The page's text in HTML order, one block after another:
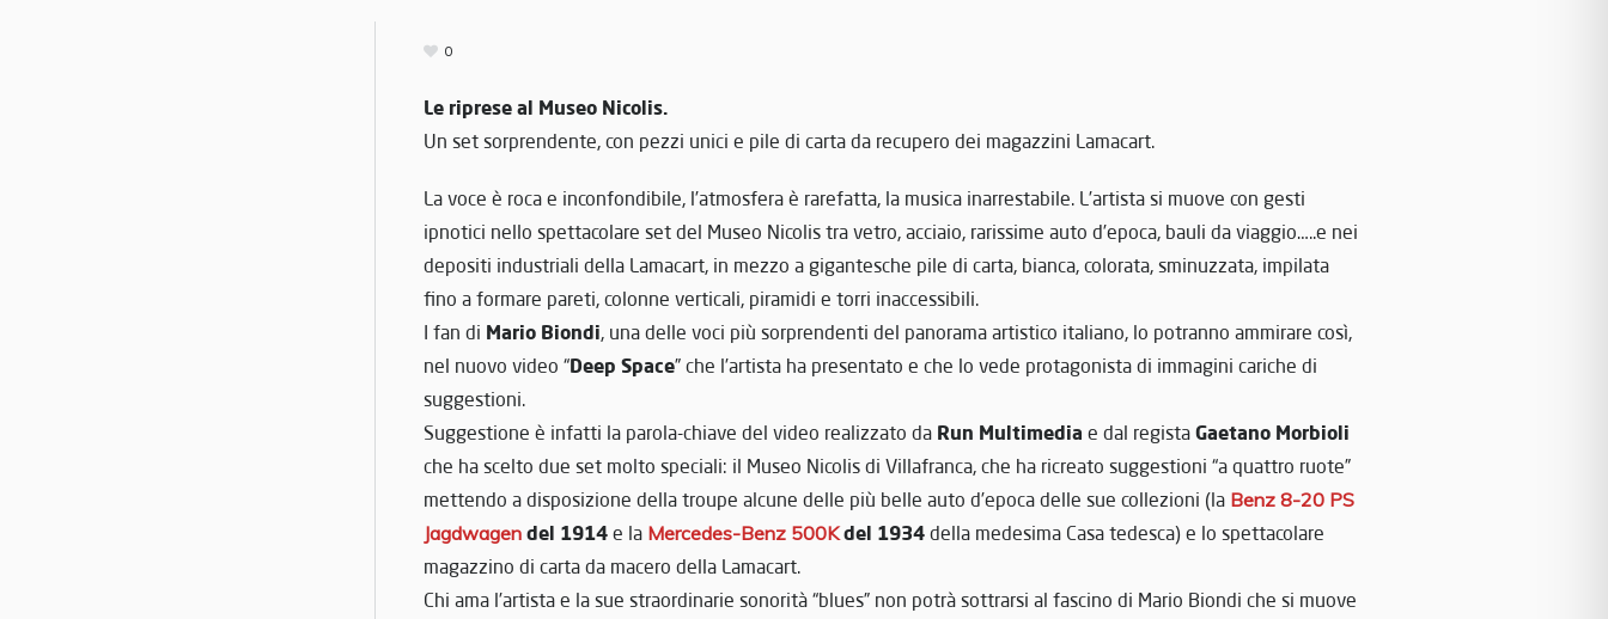
0
Le riprese al Museo Nicolis.
Un set sorprendente, con pezzi unici e pile di carta da recupero dei magazzini Lamacart.
La voce è roca e inconfondibile, l’atmosfera è rarefatta, la musica inarrestabile. L’artista si muove con gesti
ipnotici nello spettacolare set del Museo Nicolis tra vetro, acciaio, rarissime auto d’epoca, bauli da viaggio…..e nei
depositi industriali della Lamacart, in mezzo a gigantesche pile di carta, bianca, colorata, sminuzzata, impilata
fino a formare pareti, colonne verticali, piramidi e torri inaccessibili.
I fan di Mario Biondi, una delle voci più sorprendenti del panorama artistico italiano, lo potranno ammirare così,
nel nuovo video “Deep Space” che l’artista ha presentato e che lo vede protagonista di immagini cariche di
suggestioni.
Suggestione è infatti la parola-chiave del video realizzato da Run Multimedia e dal regista Gaetano Morbioli
che ha scelto due set molto speciali: il Museo Nicolis di Villafranca, che ha ricreato suggestioni “a quattro ruote”
mettendo a disposizione della troupe alcune delle più belle auto d’epoca delle sue collezioni (la Benz 8-20 PS
Jagdwagen del 1914 e la Mercedes-Benz 500Kdel 1934 della medesima Casa tedesca) e lo spettacolare
magazzino di carta da macero della Lamacart.
Chi ama l’artista e la sue straordinarie sonorità “blues” non potrà sottrarsi al fascino di Mario Biondi che si muove